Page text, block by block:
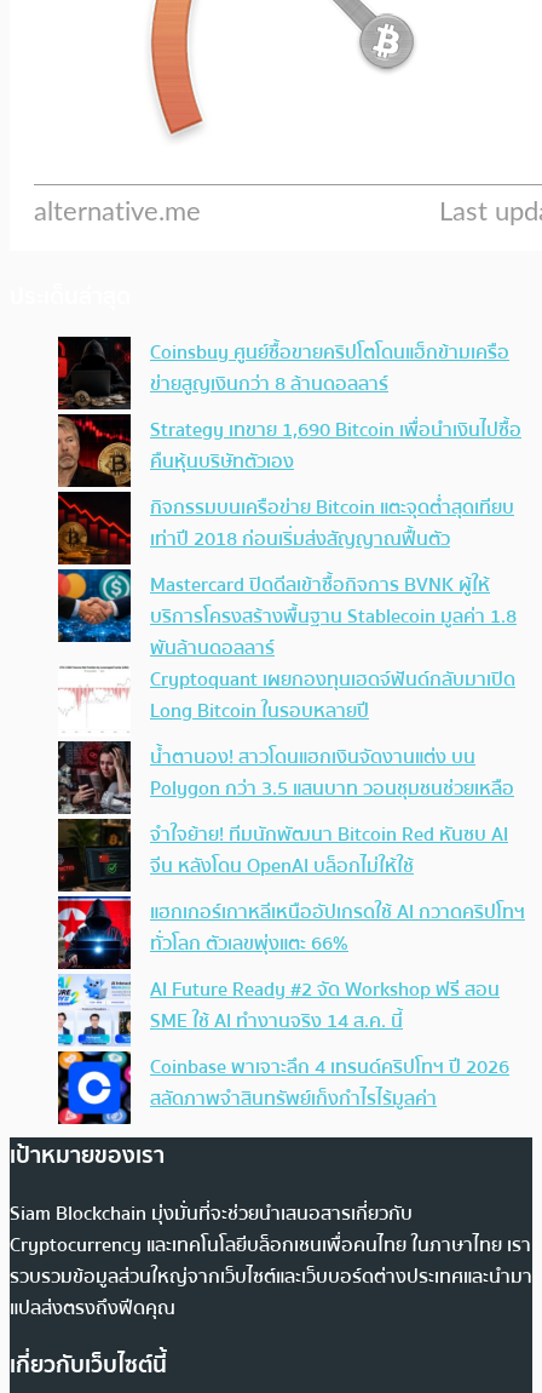
Coinsbuy ศูนย์ซื้อขายคริปโตโดนแฮ็กข้ามเครือ
ข่ายสูญเงินกว่า 8 ล้านดอลลาร์
Strategy เทขาย 1,690 Bitcoin เพื่อนำเงินไปซื้อ
คืนหุ้นบริษัทตัวเอง
กิจกรรมบนเครือข่าย Bitcoin แตะจุดต่ำสุดเทียบ
เท่าปี 2018 ก่อนเริ่มส่งสัญญาณฟื้นตัว
Mastercard ปิดดีลเข้าซื้อกิจการ BVNK ผู้ให้
บริการโครงสร้างพื้นฐาน Stablecoin มูลค่า 1.8
พันล้านดอลลาร์
Cryptoquant เผยกองทุนเฮดจ์ฟันด์กลับมาเปิด
Long Bitcoin ในรอบหลายปี
น้ำตานอง! สาวโดนแฮกเงินจัดงานแต่ง บน
Polygon กว่า 3.5 แสนบาท วอนชุมชนช่วยเหลือ
จำใจย้าย! ทีมนักพัฒนา Bitcoin Red หันซบ AI
จีน หลังโดน OpenAI บล็อกไม่ให้ใช้
แฮกเกอร์เกาหลีเหนืออัปเกรดใช้ AI กวาดคริปโทฯ
ทั่วโลก ตัวเลขพุ่งแตะ 66%
AI Future Ready #2 จัด Workshop ฟรี สอน
SME ใช้ AI ทำงานจริง 14 ส.ค. นี้
Coinbase พาเจาะลึก 4 เทรนด์คริปโทฯ ปี 2026
สลัดภาพจำสินทรัพย์เก็งกำไรไร้มูลค่า
เป้าหมายของเรา
Siam Blockchain มุ่งมั่นที่จะช่วยนำเสนอสารเกี่ยวกับ
Cryptocurrency และเทคโนโลยีบล็อกเชนเพื่อคนไทย ในภาษาไทย เรา
รวบรวมข้อมูลส่วนใหญ่จากเว็บไซต์และเว็บบอร์ดต่างประเทศและนำมา
แปลส่งตรงถึงฟีดคุณ
เกี่ยวกับเว็บไซต์นี้